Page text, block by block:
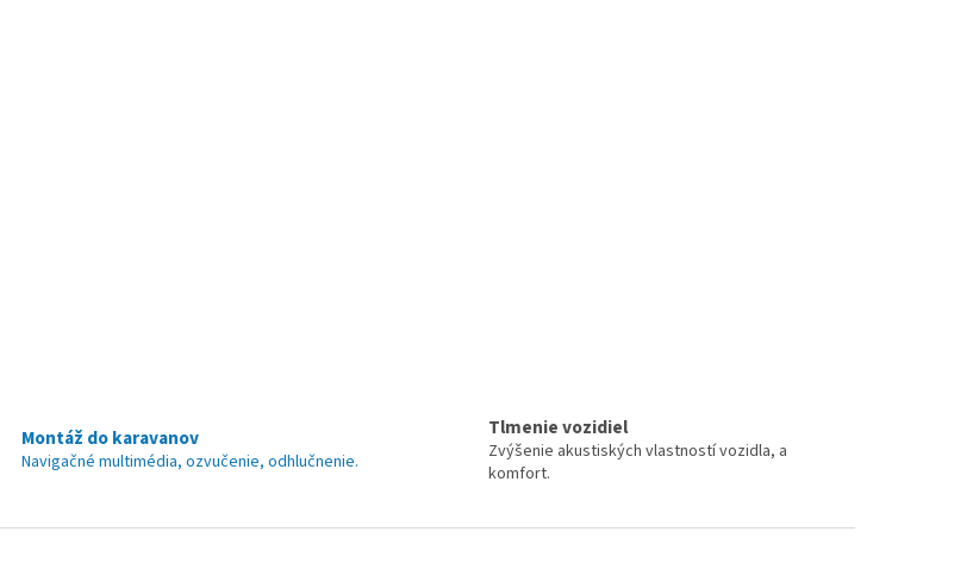
Montáž do karavanov
Navigačné multimédia, ozvučenie, odhlučnenie.
Tlmenie vozidiel
Zvýšenie akustiských vlastností vozidla, a
komfort.